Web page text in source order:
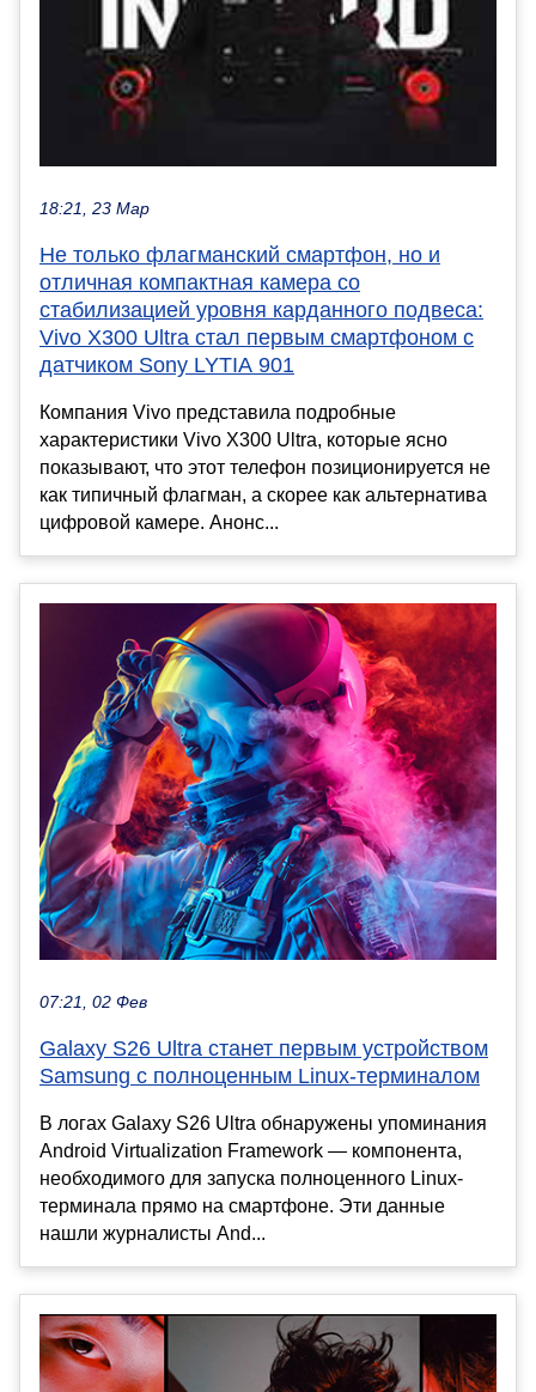
18:21, 23 Мар
Не только флагманский смартфон, но и
отличная компактная камера со
стабилизацией уровня карданного подвеса:
Vivo X300 Ultra стал первым смартфоном с
датчиком Sony LYTIA 901
Компания Vivo представила подробные
характеристики Vivo X300 Ultra, которые ясно
показывают, что этот телефон позиционируется не
как типичный флагман, а скорее как альтернатива
цифровой камере. Анонс...
07:21, 02 Фев
Galaxy S26 Ultra станет первым устройством
Samsung с полноценным Linux-терминалом
В логах Galaxy S26 Ultra обнаружены упоминания
Android Virtualization Framework — компонента,
необходимого для запуска полноценного Linux-
терминала прямо на смартфоне. Эти данные
нашли журналисты And...